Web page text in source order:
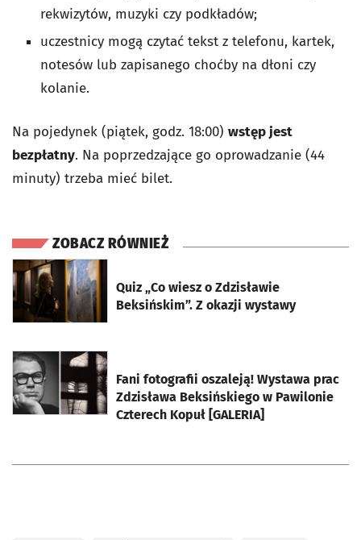
rekwizytów, muzyki czy podkładów;
uczestnicy mogą czytać tekst z telefonu, kartek,
notesów lub zapisanego choćby na dłoni czy
kolanie.
Na pojedynek (piątek, godz. 18:00) wstęp jest
bezpłatny. Na poprzedzające go oprowadzanie (44
minuty) trzeba mieć bilet.
ZOBACZ RÓWNIEŻ
Quiz „Co wiesz o Zdzisławie
Beksińskim”. Z okazji wystawy
otworzy się w nowej karcie
Fani fotografii oszaleją! Wystawa prac
Zdzisława Beksińskiego w Pawilonie
Czterech Kopuł [GALERIA]
otworzy się w nowej karcie